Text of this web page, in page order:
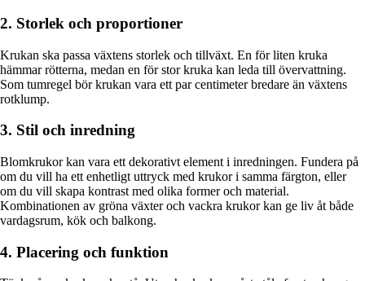
2. Storlek och proportioner
Krukan ska passa växtens storlek och tillväxt. En för liten kruka
hämmar rötterna, medan en för stor kruka kan leda till övervattning.
Som tumregel bör krukan vara ett par centimeter bredare än växtens
rotklump.
3. Stil och inredning
Blomkrukor kan vara ett dekorativt element i inredningen. Fundera på
om du vill ha ett enhetligt uttryck med krukor i samma färgton, eller
om du vill skapa kontrast med olika former och material.
Kombinationen av gröna växter och vackra krukor kan ge liv åt både
vardagsrum, kök och balkong.
4. Placering och funktion